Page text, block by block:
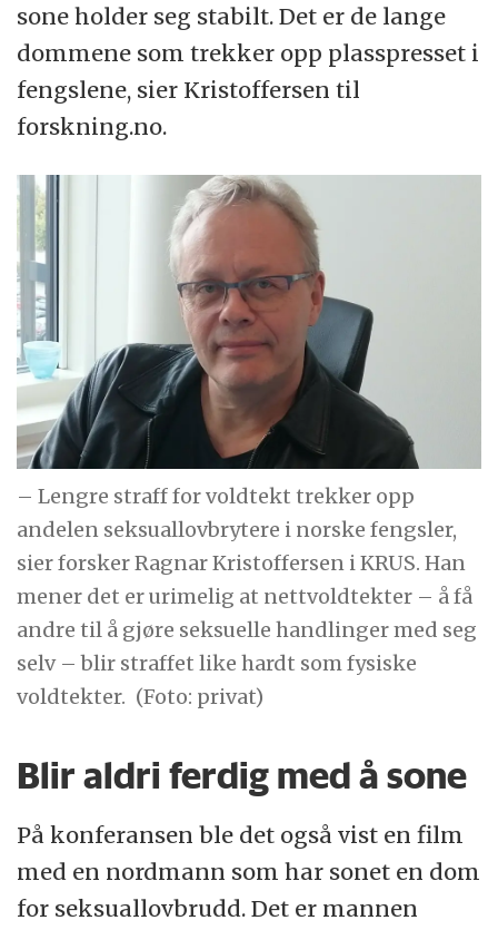
sone holder seg stabilt. Det er de lange
dommene som trekker opp plasspresset i
fengslene, sier Kristoffersen til
forskning.no.
– Lengre straff for voldtekt trekker opp
andelen seksuallovbrytere i norske fengsler,
sier forsker Ragnar Kristoffersen i KRUS. Han
mener det er urimelig at nettvoldtekter – å få
andre til å gjøre seksuelle handlinger med seg
selv – blir straffet like hardt som fysiske
voldtekter. (Foto: privat)
Blir aldri ferdig med å sone
På konferansen ble det også vist en film
med en nordmann som har sonet en dom
for seksuallovbrudd. Det er mannen